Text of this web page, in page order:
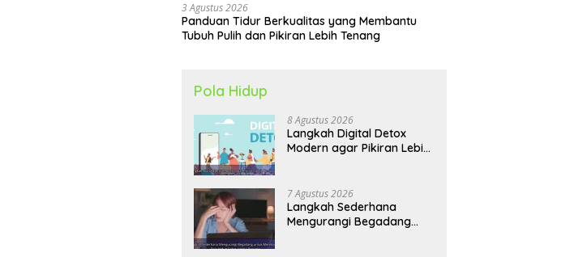
3 Agustus 2026
Panduan Tidur Berkualitas yang Membantu
Tubuh Pulih dan Pikiran Lebih Tenang
Pola Hidup
8 Agustus 2026
Langkah Digital Detox
Modern agar Pikiran Lebih
7 Agustus 2026
Langkah Sederhana
Mengurangi Begadang